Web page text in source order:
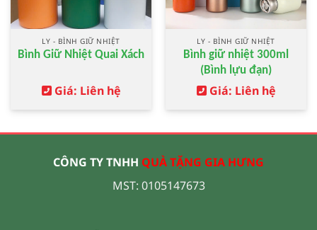
LY - BÌNH GIỮ NHIỆT
Bình Giữ Nhiệt Quai Xách
Giá: Liên hệ
LY - BÌNH GIỮ NHIỆT
Bình giữ nhiệt 300ml
(Bình lựu đạn)
Giá: Liên hệ
CÔNG TY TNHH QUÀ TẶNG GIA HƯNG
MST: 0105147673